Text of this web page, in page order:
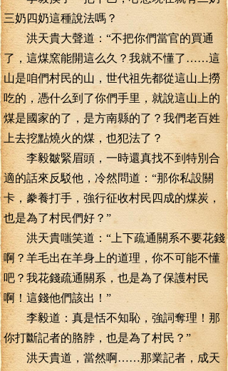
三奶四奶這種說法嗎？
洪天貴大聲道：“不把你們當官的買通
了，這煤窯能開這么久？我就不懂了……這
山是咱們村民的山，世代祖先都從這山上撈
吃的，憑什么到了你們手里，就說這山上的
煤是國家的了，是方南縣的了？我們老百姓
上去挖點燒火的煤，也犯法了？
李毅皺緊眉頭，一時還真找不到特別合
適的話來反駁他，冷然問道：“那你私設關
卡，豢養打手，強行征收村民四成的煤炭，
也是為了村民們好？”
洪天貴嗤笑道：“上下疏通關系不要花錢
啊？羊毛出在羊身上的道理，你不可能不懂
吧？我花錢疏通關系，也是為了保護村民
啊！這錢他們該出！”
李毅道：真是恬不知恥，強詞奪理！那
你打斷記者的胳脖，也是為了村民？”
洪天貴道，當然啊……那業記者，成天